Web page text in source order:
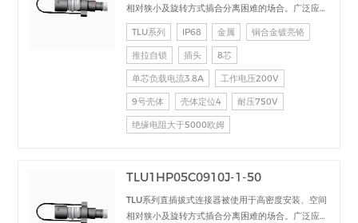
相对狭小及旋转方式插合分离困难的场合。广泛应用
于电台设备、加固计算机、医疗设备、测试检测设
备、音频视频设备、数据采集、工业控制等场合的交
直流、高速、射频、光纤等的信号连接传输。
TLU系列 IP68 金属 铜合金镀亮铬
推拉自锁 插头 8芯
单芯负载电流3.8A 工作电压200V
9号壳体 壳体定位4 耐压750V
绝缘电阻大于5000欧姆
TLU1HP05C0910J-1-50
TLU系列直插拔式连接器被使用于高密度安装、空间
相对狭小及旋转方式插合分离困难的场合。广泛应用